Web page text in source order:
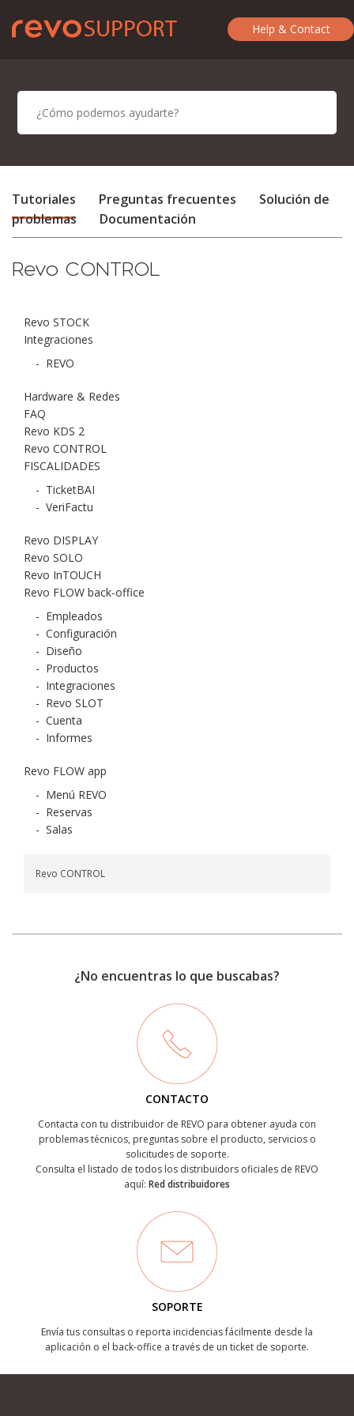
Help & Contact
Tutoriales Preguntas frecuentes
Solución de
problemas
Documentación
Revo CONTROL
Revo STOCK
Integraciones
- REVO
Hardware & Redes
FAQ
Revo KDS 2
Revo CONTROL
FISCALIDADES
- TicketBAI
- VeriFactu
Revo DISPLAY
Revo SOLO
Revo InTOUCH
Revo FLOW back-office
- Empleados
- Configuración
- Diseño
- Productos
- Integraciones
- Revo SLOT
- Cuenta
- Informes
Revo FLOW app
- Menú REVO
- Reservas
- Salas
Revo CONTROL
¿No encuentras lo que buscabas?
CONTACTO
Contacta con tu distribuidor de REVO para obtener ayuda con
problemas técnicos, preguntas sobre el producto, servicios o
solicitudes de soporte.
Consulta el listado de todos los distribuidors oficiales de REVO
aquí: Red distribuidores
SOPORTE
Envía tus consultas o reporta incidencias fácilmente desde la
aplicación o el back-office a través de un ticket de soporte.